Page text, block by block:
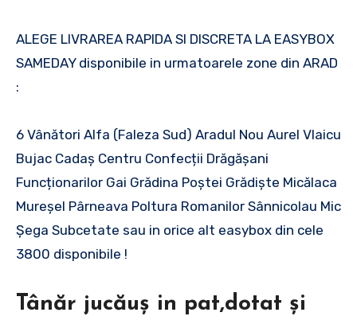
ALEGE LIVRAREA RAPIDA SI DISCRETA LA EASYBOX
SAMEDAY disponibile in urmatoarele zone din ARAD
:
6 Vânători Alfa (Faleza Sud) Aradul Nou Aurel Vlaicu
Bujac Cadaș Centru Confecții Drăgășani
Funcționarilor Gai Grădina Poștei Grădiște Micălaca
Mureșel Pârneava Poltura Romanilor Sânnicolau Mic
Șega Subcetate sau in orice alt easybox din cele
3800 disponibile !
Tânăr jucăuș in pat,dotat și